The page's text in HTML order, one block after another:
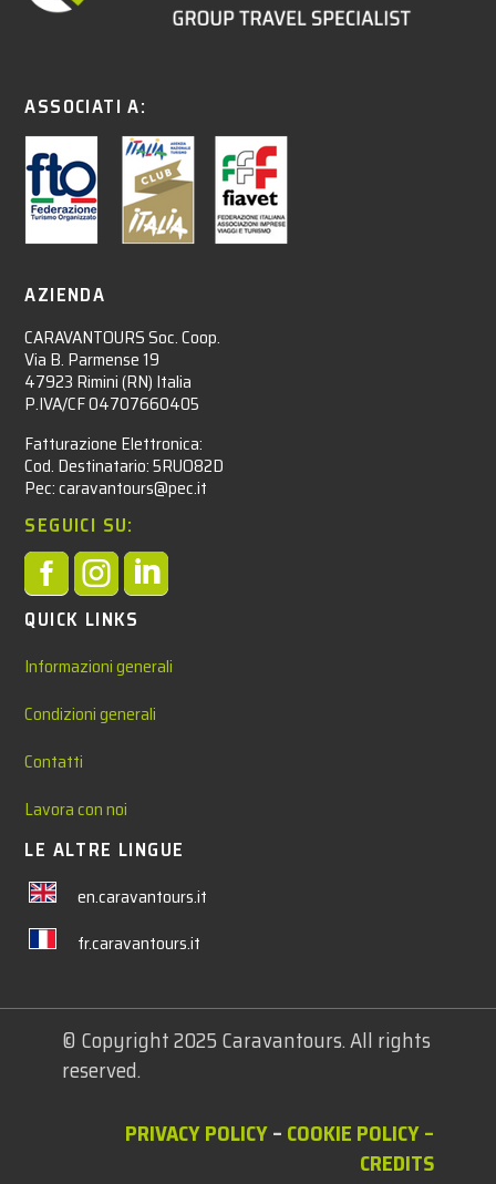
ASSOCIATI A:
AZIENDA
CARAVANTOURS Soc. Coop.
Via B. Parmense 19
47923 Rimini (RN) Italia
P.IVA/CF 04707660405
Fatturazione Elettronica:
Cod. Destinatario: 5RUO82D
Pec: caravantours@pec.it
SEGUICI SU:

QUICK LINKS
Informazioni generali
Condizioni generali
Contatti
Lavora con noi
LE ALTRE LINGUE
en.caravantours.it
fr.caravantours.it
© Copyright 2025 Caravantours. All rights
reserved.
PRIVACY POLICY– COOKIE POLICY–
CREDITS